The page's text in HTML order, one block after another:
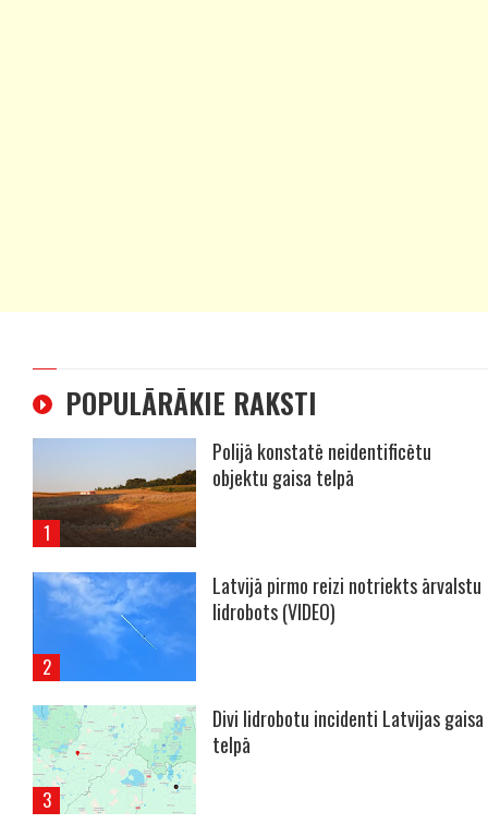
POPULĀRĀKIE RAKSTI
Polijā konstatē neidentificētu
objektu gaisa telpā
Latvijā pirmo reizi notriekts ārvalstu
lidrobots (VIDEO)
Divi lidrobotu incidenti Latvijas gaisa
telpā